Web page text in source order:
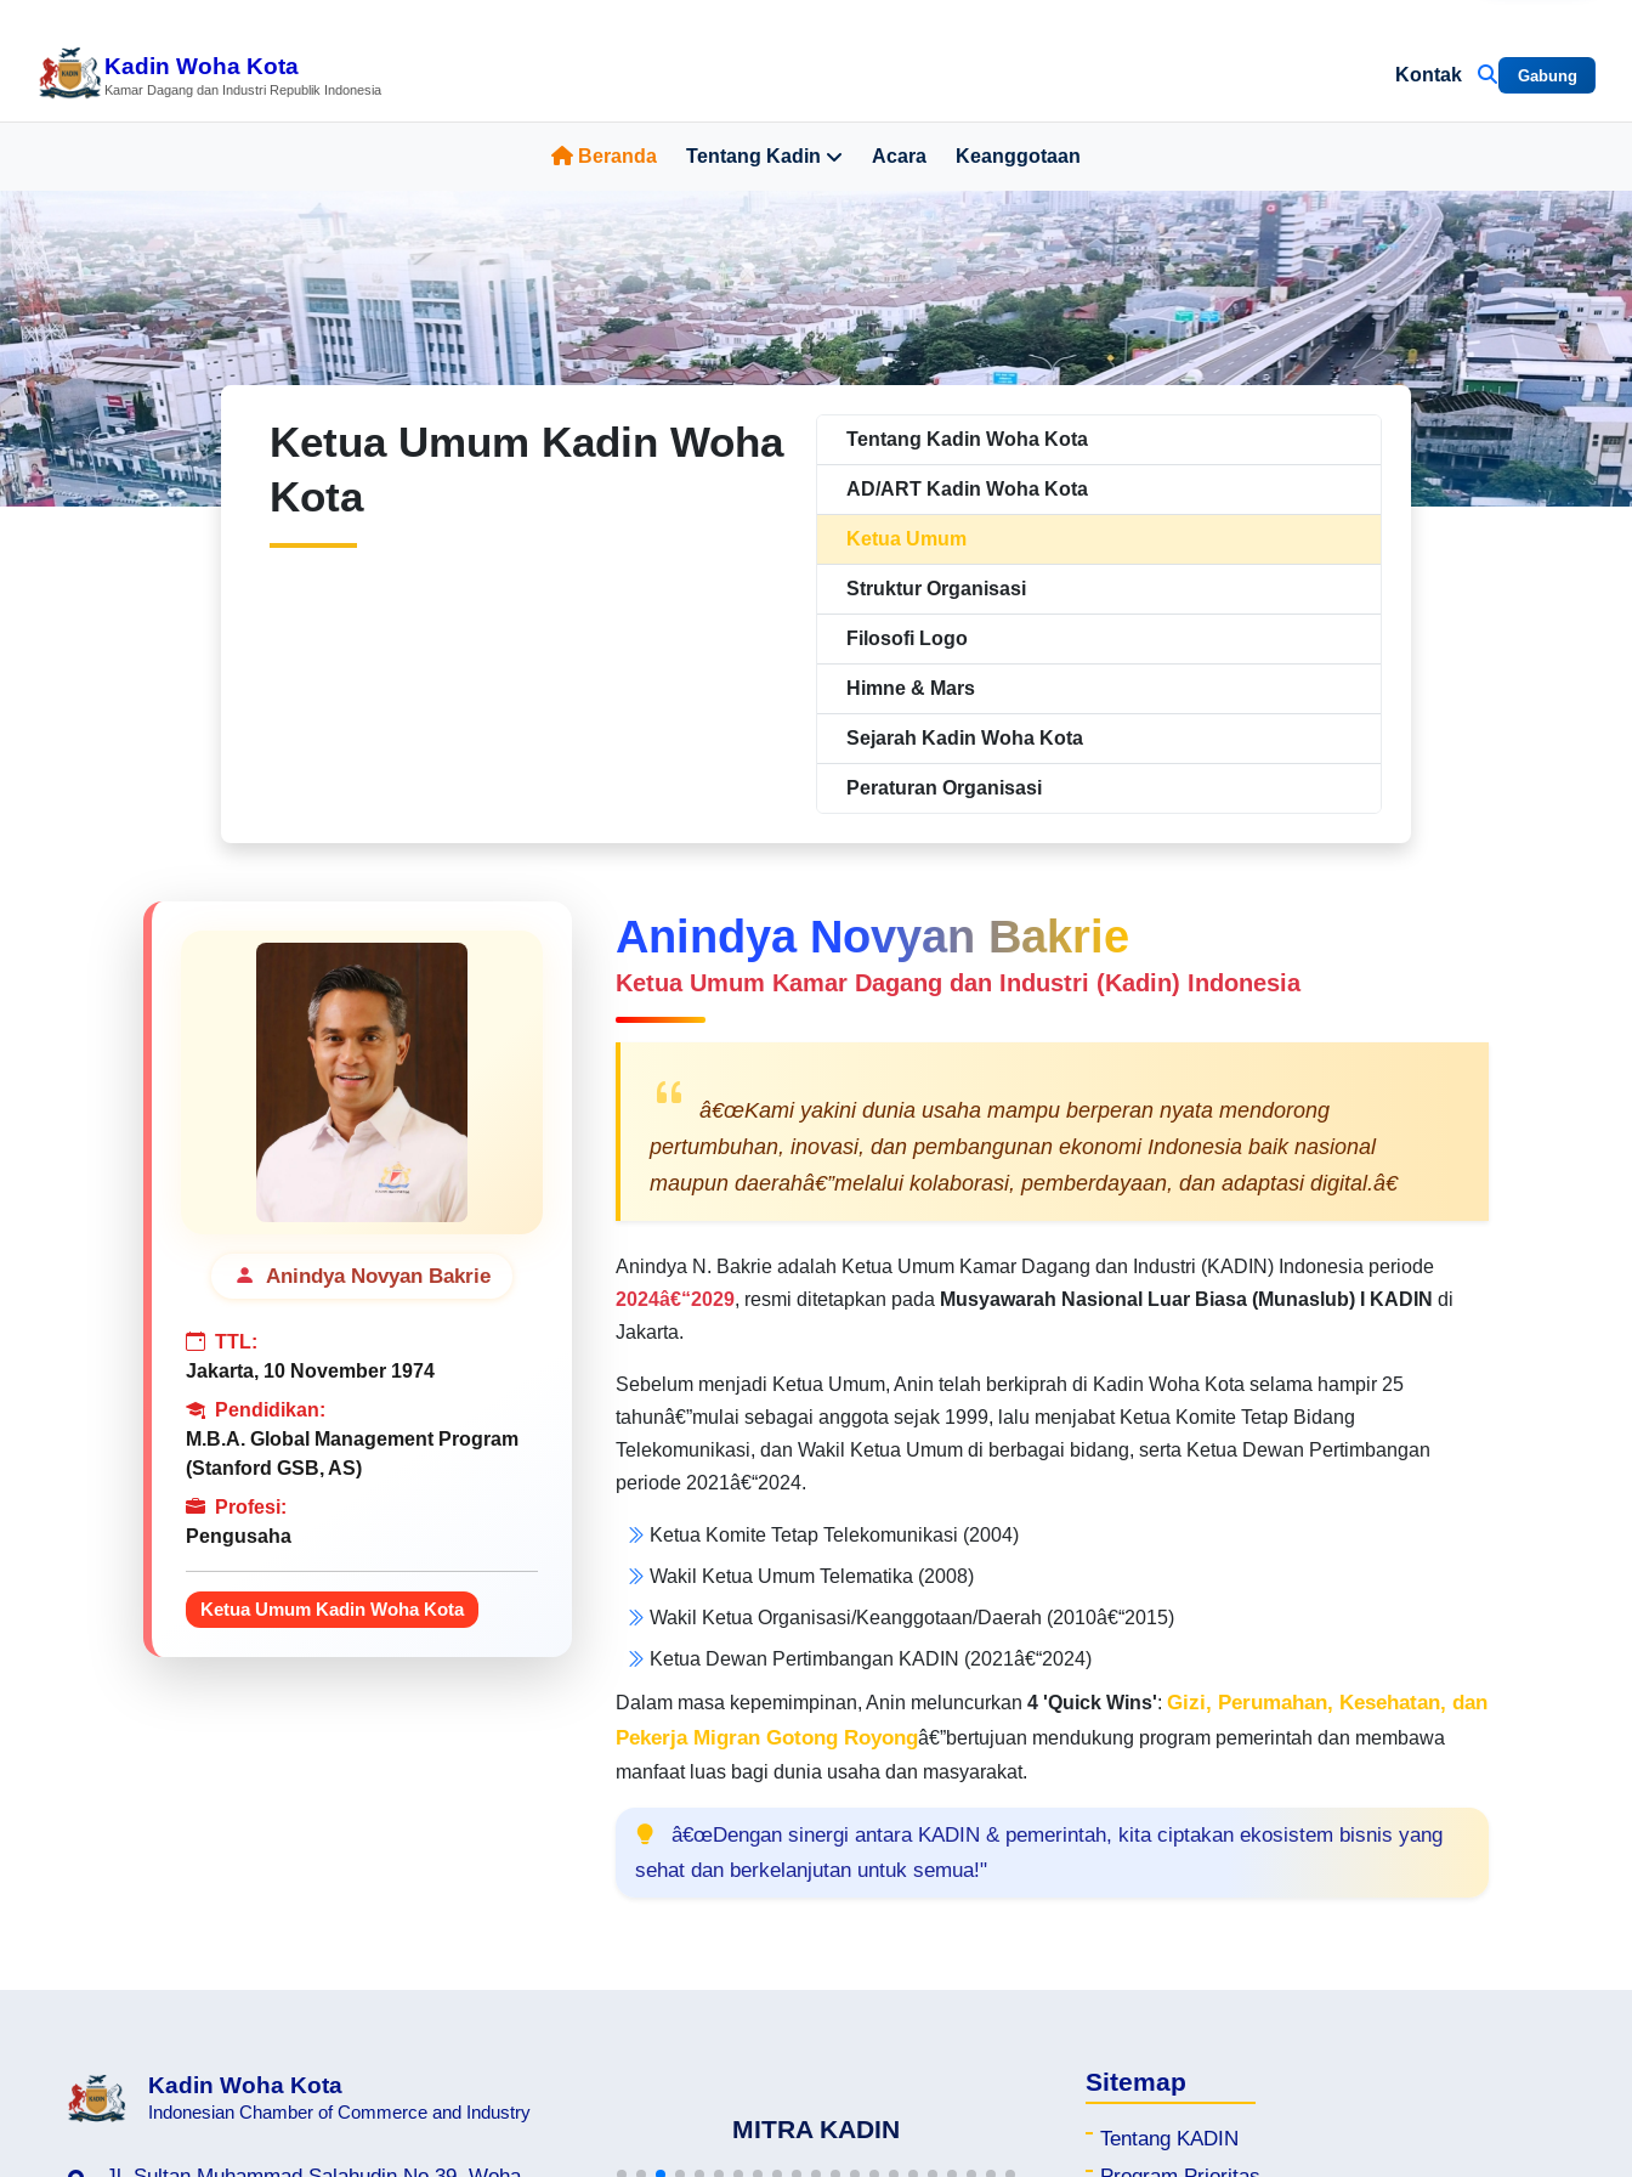
Kadin Woha Kota
Kamar Dagang dan Industri Republik Indonesia
Kontak Gabung
Beranda Tentang Kadin Acara Keanggotaan
Ketua Umum Kadin Woha
Kota
Tentang Kadin Woha Kota
AD/ART Kadin Woha Kota
Ketua Umum
Struktur Organisasi
Filosofi Logo
Himne & Mars
Sejarah Kadin Woha Kota
Peraturan Organisasi
Anindya Novyan Bakrie
TTL:
Jakarta, 10 November 1974
Pendidikan:
M.B.A. Global Management Program
(Stanford GSB, AS)
Profesi:
Pengusaha
Ketua Umum Kadin Woha Kota
Anindya Novyan Bakrie
Ketua Umum Kamar Dagang dan Industri (Kadin) Indonesia
â€œKami yakini dunia usaha mampu berperan nyata mendorong
pertumbuhan, inovasi, dan pembangunan ekonomi Indonesia baik nasional
maupun daerahâ€”melalui kolaborasi, pemberdayaan, dan adaptasi digital.â€
Anindya N. Bakrie adalah Ketua Umum Kamar Dagang dan Industri (KADIN) Indonesia periode
2024â€“2029, resmi ditetapkan pada Musyawarah Nasional Luar Biasa (Munaslub) I KADIN di
Jakarta.
Sebelum menjadi Ketua Umum, Anin telah berkiprah di Kadin Woha Kota selama hampir 25
tahunâ€”mulai sebagai anggota sejak 1999, lalu menjabat Ketua Komite Tetap Bidang
Telekomunikasi, dan Wakil Ketua Umum di berbagai bidang, serta Ketua Dewan Pertimbangan
periode 2021â€“2024.
Ketua Komite Tetap Telekomunikasi (2004)
Wakil Ketua Umum Telematika (2008)
Wakil Ketua Organisasi/Keanggotaan/Daerah (2010â€“2015)
Ketua Dewan Pertimbangan KADIN (2021â€“2024)
Dalam masa kepemimpinan, Anin meluncurkan4 'Quick Wins':Gizi, Perumahan, Kesehatan, dan
Pekerja Migran Gotong Royongâ€”bertujuan mendukung program pemerintah dan membawa
manfaat luas bagi dunia usaha dan masyarakat.
â€œDengan sinergi antara KADIN & pemerintah, kita ciptakan ekosistem bisnis yang
sehat dan berkelanjutan untuk semua!"
Kadin Woha Kota
Indonesian Chamber of Commerce and Industry
MITRA KADIN
Sitemap
Tentang KADIN